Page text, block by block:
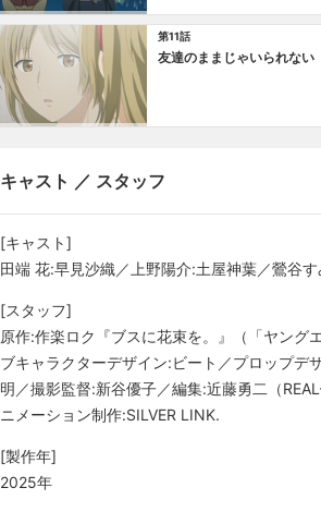
第11話
友達のままじゃいられない
キャスト ／ スタッフ
[キャスト]
田端 花:早見沙織／上野陽介:土屋神葉／鶯谷
[スタッフ]
原作:作楽ロク『ブスに花束を。』（「ヤング
ブキャラクターデザイン:ビート／プロップデ
明／撮影監督:新谷優子／編集:近藤勇二（
ニメーション制作:SILVER LINK.
[製作年]
2025年